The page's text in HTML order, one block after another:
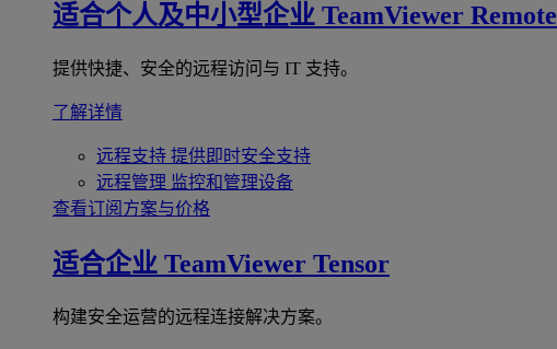
适合个人及中小型企业 TeamViewer Remote
提供快捷、安全的远程访问与 IT 支持。
了解详情
远程支持 提供即时安全支持
远程管理 监控和管理设备
查看订阅方案与价格
适合企业 TeamViewer Tensor
构建安全运营的远程连接解决方案。